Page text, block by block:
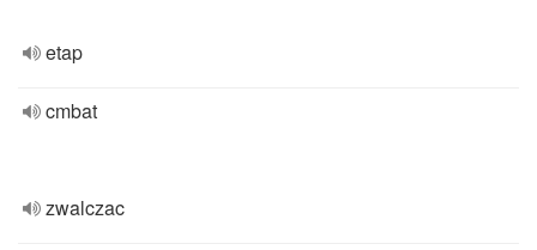
etap
cmbat
zwalczac